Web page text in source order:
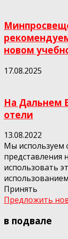
новом
17.08.2025
На Дальнем
отели
13.08.2022
Мы используем
представления
использовать
Принять
Предложить
в подвале